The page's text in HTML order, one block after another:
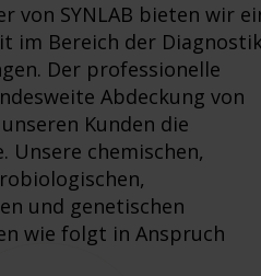
von SYNLAB bieten wir
im Bereich der
Der professionelle
Abdeckung von
Kunden die
Unsere chemischen,
und genetischen
wie folgt in Anspruch